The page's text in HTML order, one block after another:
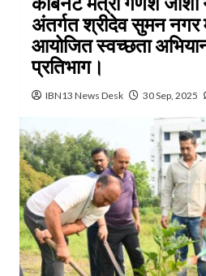
अंतर्गत श्रीदेव सुमन नगर
आयोजित स्वच्छता
प्रतिभाग।
IBN13 News Desk 30 Sep, 2025